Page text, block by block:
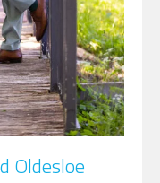
Oldesloe